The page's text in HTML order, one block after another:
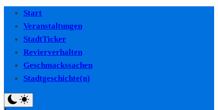
Start
Veranstaltungen
StadtTicker
Revierverhalten
Geschmackssachen
Stadtgeschichte(n)